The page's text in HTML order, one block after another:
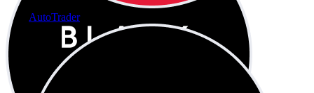
AutoTrader